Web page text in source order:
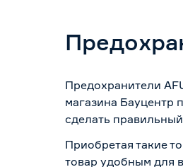
Предохранители
магазина Бауцентр
сделать
Приобретая такие
товар удобным для